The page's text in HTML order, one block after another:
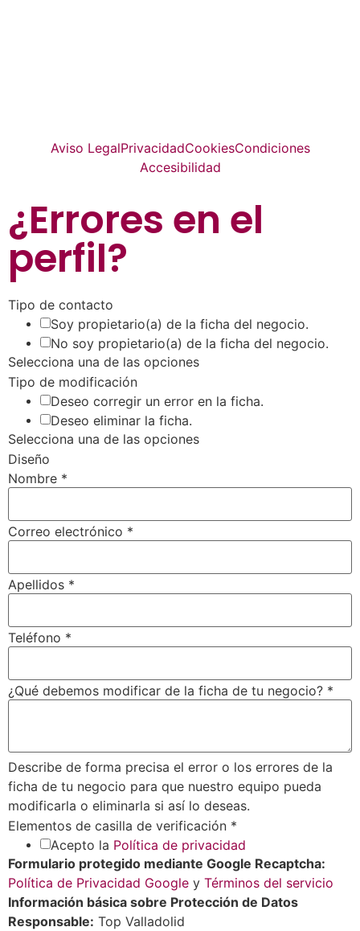
Aviso LegalPrivacidadCookiesCondiciones
Accesibilidad
¿Errores en el
perfil?
Tipo de contacto
Soy propietario(a) de la ficha del negocio.
No soy propietario(a) de la ficha del negocio.
Selecciona una de las opciones
Tipo de modificación
Deseo corregir un error en la ficha.
Deseo eliminar la ficha.
Selecciona una de las opciones
Diseño
Nombre *
Correo electrónico *
Apellidos *
Teléfono *
¿Qué debemos modificar de la ficha de tu negocio? *
Describe de forma precisa el error o los errores de la
ficha de tu negocio para que nuestro equipo pueda
modificarla o eliminarla si así lo deseas.
Elementos de casilla de verificación *
Acepto la Política de privacidad
Formulario protegido mediante Google Recaptcha:
Política de Privacidad Google y Términos del servicio
Información básica sobre Protección de Datos
Responsable: Top Valladolid